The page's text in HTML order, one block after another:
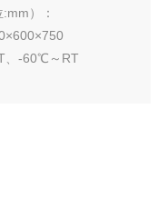
）：
、-60℃～RT